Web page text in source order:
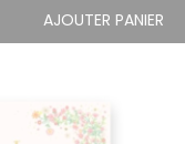
AJOUTER PANIER